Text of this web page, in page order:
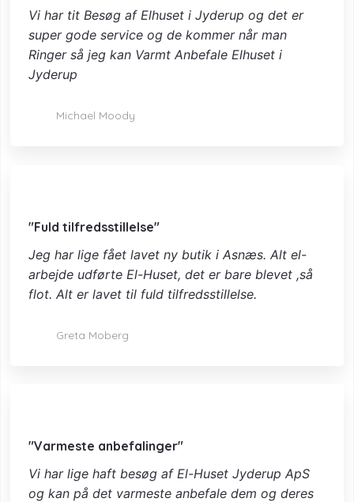
Vi har tit Besøg af Elhuset i Jyderup og det er
super gode service og de kommer når man
Ringer så jeg kan Varmt Anbefale Elhuset i
Jyderup
Michael Moody​
"Fuld tilfredsstillelse"
Jeg har lige fået lavet ny butik i Asnæs. Alt el-
arbejde udførte El-Huset, det er bare blevet ,så
flot. Alt er lavet til fuld tilfredsstillelse.
Greta Moberg​
"Varmeste anbefalinger"
Vi har lige haft besøg af El-Huset Jyderup ApS
og kan på det varmeste anbefale dem og deres